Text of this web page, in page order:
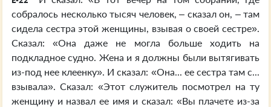
собралось несколько тысяч человек, – сказал он, – там
сидела сестра этой женщины, взывая о своей сестре».
Сказал: «Она даже не могла больше ходить на
подкладное судно. Жена и я должны были вытягивать
из-под нее клеенку». И сказал: «Она... ее сестра там с...
взывала». Сказал: «Этот служитель посмотрел на ту
женщину и назвал ее имя и сказал: «Вы плачете из-за